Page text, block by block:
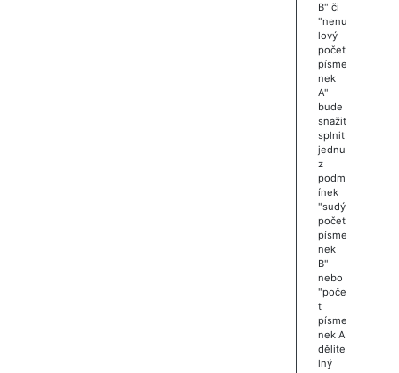
B" či
"nenu
lový
počet
písme
nek
A"
bude
snažit
splnit
jednu
z
podm
ínek
"sudý
počet
písme
nek
B"
nebo
"poče
t
písme
nek A
dělite
lný